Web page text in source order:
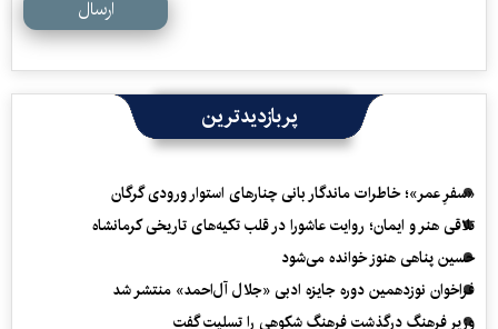
ارسال
پربازدیدترین
«سفرِ عمر»؛ خاطرات ماندگار بانی چنارهای استوار ورودی گرگان
تلاقی هنر و ایمان؛ روایت عاشورا در قلب تکیه‌های تاریخی کرمانشاه
حسین پناهی هنوز خوانده می‌شود
فراخوان نوزدهمین دوره جایزه ادبی «جلال آل‌احمد» منتشر شد
وزیر فرهنگ درگذشت فرهنگ شکوهی را تسلیت گفت